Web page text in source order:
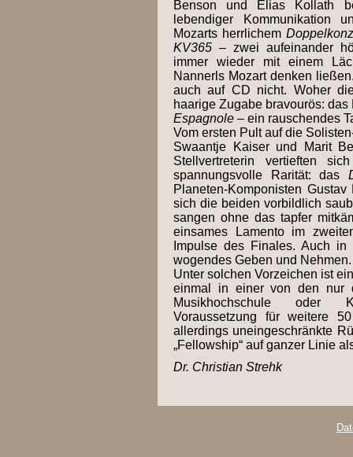
Benson und Elias Kollath
lebendiger Kommunikation
Mozarts herrlichem
KV365 – zwei aufeinander
immer wieder mit einem
Nannerls Mozart denken
auch auf CD nicht. Woher
haarige Zugabe bravourös:
Espagnole – ein rauschendes
Vom ersten Pult auf die
Swaantje Kaiser und Marit
Stellvertreterin vertieften
spannungsvolle Rarität: das
Planeten-Komponisten
sich die beiden vorbildlich
sangen ohne das tapfer
einsames Lamento im
Impulse des Finales. Auch
wogendes Geben und Nehmen.
Unter solchen Vorzeichen ist
einmal in einer von den nur
Musikhochschule oder
Voraussetzung für weitere
allerdings uneingeschränkte
„Fellowship“ auf ganzer Linie
Dr. Christian Strehk